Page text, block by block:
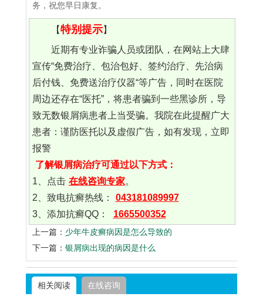
务，祝您早日康复。
【特别提示】
近期有专业诈骗人员或团队，在网站上大肆
宣传“免费治疗、包治包好、签约治疗、先治病
后付钱、免费送治疗仪器“等广告，同时在医院
周边还存在“医托”，将患者骗到一些黑诊所，导
致无数银屑病患者上当受骗。我院在此提醒广大
患者：谨防医托以及虚假广告，如有发现，立即
报警
了解银屑病治疗可通过以下方式：
1、点击 在线咨询专家。
2、致电抗癣热线：
043181089997
3、添加抗癣QQ：
1665500352
上一篇： 少年牛皮癣病因是怎么导致的
下一篇： 银屑病出现的病因是什么
相关阅读 在线咨询